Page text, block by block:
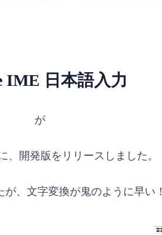
IME 日本語入力
が
、開発版をリリースしました。
、文字変換が鬼のように早い！